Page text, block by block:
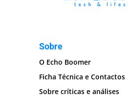
Sobre
O Echo Boomer
Ficha Técnica e Contactos
Sobre críticas e análises